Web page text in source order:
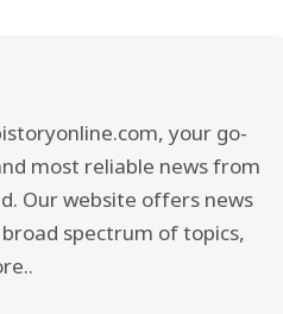
your go-
most reliable news from
Our website offers news
spectrum of topics,